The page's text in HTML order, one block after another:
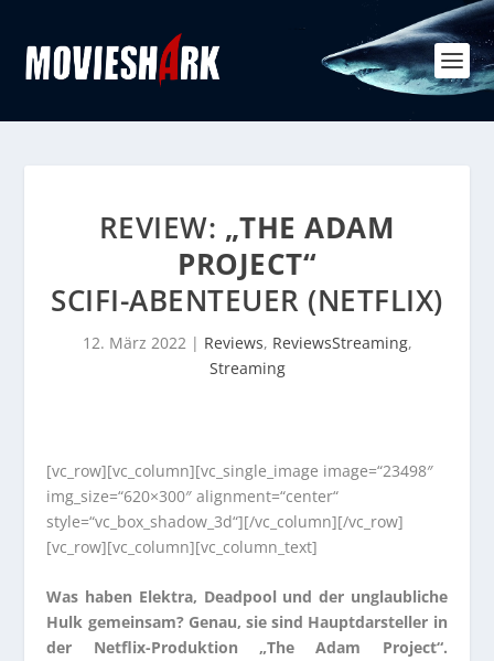
REVIEW: „THE ADAM
PROJECT“
SCIFI-ABENTEUER (NETFLIX)
12. März 2022| Reviews, ReviewsStreaming,
Streaming
[vc_row][vc_column][vc_single_image image=“23498″
img_size=“620×300″ alignment=“center“
style=“vc_box_shadow_3d“][/vc_column][/vc_row]
[vc_row][vc_column][vc_column_text]
Was haben Elektra, Deadpool und der unglaubliche
Hulk gemeinsam? Genau, sie sind Hauptdarsteller in
der Netflix-Produktion „The Adam Project“.